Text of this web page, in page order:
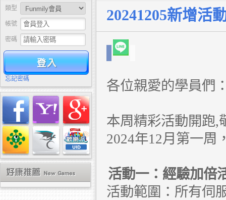
類型
帳號
密碼
驗證
忘記密碼
20241205新增活
各位親愛的學員們
本周精彩活動開跑,
2024年12月第一周
活動一：經驗加倍
活動範圍：所有伺